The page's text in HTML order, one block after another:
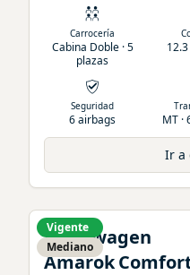
Carrocería
Cabina Doble · 5
plazas
Seguridad
6 airbags MT ·
Ir a
Vigente
Mediano
Volkswagen
Amarok